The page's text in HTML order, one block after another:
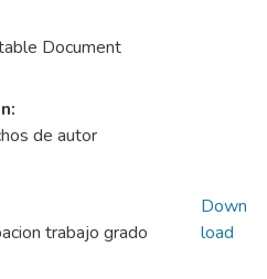
Document
de autor
trabajo grado
Down
load